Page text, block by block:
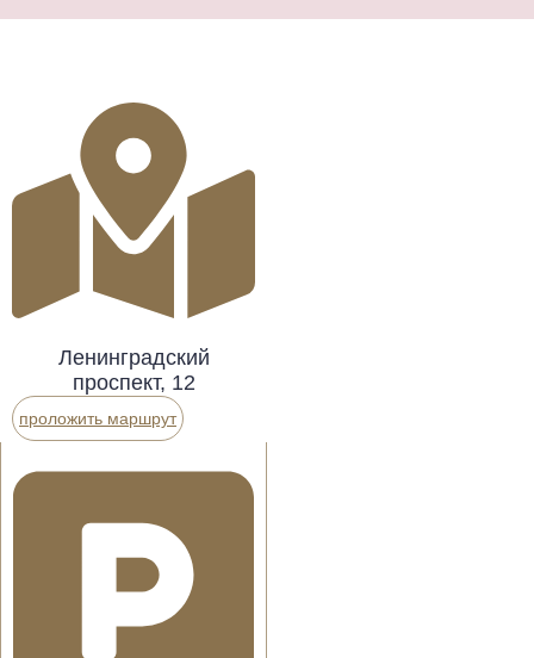
Ленинградский
проспект, 12
проложить маршрут